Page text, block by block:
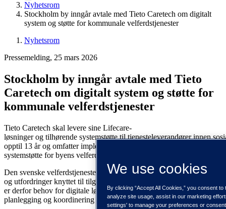
Nyhetsrom
Stockholm by inngår avtale med Tieto Caretech om digitalt
system og støtte for kommunale velferdstjenester
Nyhetsrom
Pressemelding, 25 mars 2026
Stockholm by inngår avtale med Tieto
Caretech om digitalt system og støtte for
kommunale velferdstjenester
Tieto Caretech skal levere sine Lifecare-
løsninger og tilhørende systemstøtte til tjenesteleverandører innen
opptil 13 år og omfatter implementering og videreutvikling av
systemstøtte for byens velferdstjenester.
Den svenske velferdstjenesten står overfor økende krav, blant annet
og utfordringer knyttet til tilgang på arbeidskraft. Det
er derfor behov for digitale løsninger som kan støtte dokumentasjon,
planlegging og koordinering i tjenestene.
We use cookies
By clicking “Accept All Cookies,” you consent
analyze site usage, assist in our marketing
settings' to manage your preferences or